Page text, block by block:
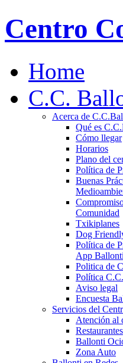
Centro
Home
C.C.
Acerca de
Qué es
Cómo llegar
Horarios
Plano del
Política de
Buenas
Comunidad
Txikiplanes
Dog
Política de
App Ballonti
Politica de
Política
Aviso legal
Encuesta
Servicios del
Atención al
Restaurantes
Ballonti
Zona Auto